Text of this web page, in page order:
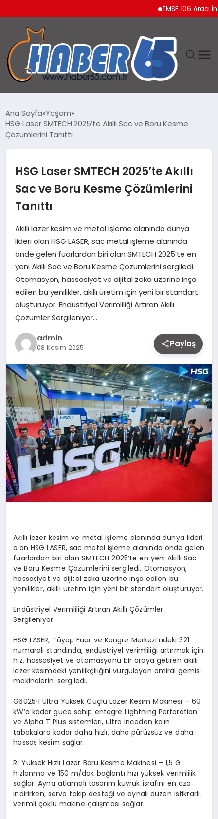
TMSF 106 Aracı
YAŞAM
Ana Sayfa Yaşam
HSG Laser SMTECH 2025’te Akıllı Sac ve Boru Kesme
Çözümlerini Tanıttı
HSG Laser SMTECH 2025’te Akıllı
Sac ve Boru Kesme Çözümlerini
Tanıttı
Akıllı lazer kesim ve metal işleme alanında dünya
lideri olan HSG LASER, sac metal işleme alanında
önde gelen fuarlardan biri olan SMTECH 2025’te en
yeni Akıllı Sac ve Boru Kesme Çözümlerini sergiledi.
Otomasyon, hassasiyet ve dijital zeka üzerine inşa
edilen bu yenilikler, akıllı üretim için yeni bir standart
oluşturuyor. Endüstriyel Verimliliği Artıran Akıllı
Çözümler Sergileniyor…
admin
08 Kasım 2025 Paylaş
Akıllı lazer kesim ve metal işleme alanında dünya lideri
olan HSG LASER, sac metal işleme alanında önde gelen
fuarlardan biri olan SMTECH 2025’te en yeni Akıllı Sac
ve Boru Kesme Çözümlerini sergiledi. Otomasyon,
hassasiyet ve dijital zeka üzerine inşa edilen bu
yenilikler, akıllı üretim için yeni bir standart oluşturuyor.
Endüstriyel Verimliliği Artıran Akıllı Çözümler
Sergileniyor
HSG LASER, Tüyap Fuar ve Kongre Merkezi’ndeki 321
numaralı standında, endüstriyel verimliliği artırmak için
hız, hassasiyet ve otomasyonu bir araya getiren akıllı
lazer kesimdeki yenilikçiliğini vurgulayan amiral gemisi
makinelerini sergiledi.
G6025H Ultra Yüksek Güçlü Lazer Kesim Makinesi – 60
kW’a kadar güce sahip entegre Lightning Perforation
ve Alpha T Plus sistemleri, ultra inceden kalın
tabakalara kadar daha hızlı, daha pürüzsüz ve daha
hassas kesim sağlar.
R1 Yüksek Hızlı Lazer Boru Kesme Makinesi – 1,5 G
hızlanma ve 150 m/dak bağlantı hızı yüksek verimlilik
sağlar. Ayna atlamalı tasarım kuyruk israfını en aza
indirirken, servo takip desteği ve aynalı düzen istikrarlı,
verimli çoklu makine çalışması sağlar.